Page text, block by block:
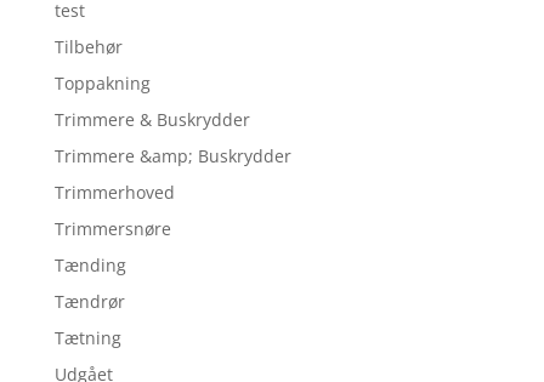
test
Tilbehør
Toppakning
Trimmere & Buskrydder
Trimmere &amp; Buskrydder
Trimmerhoved
Trimmersnøre
Tænding
Tændrør
Tætning
Udgået